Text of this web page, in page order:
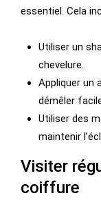
essentiel. Cela
Utiliser un
chevelure.
Appliquer un
démêler
Utiliser des
maintenir
Visiter
coiffure